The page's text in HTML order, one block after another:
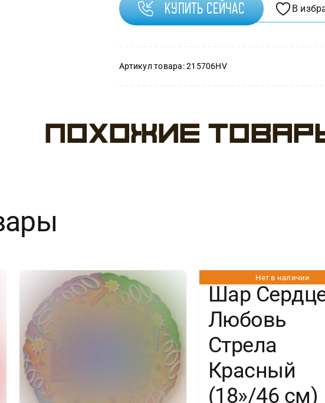
Купить сейчас В
Артикул товара:215706HV
Похожие
Нет в наличии
Шар
Любовь
Стрела
Красный
(18»/46 см)